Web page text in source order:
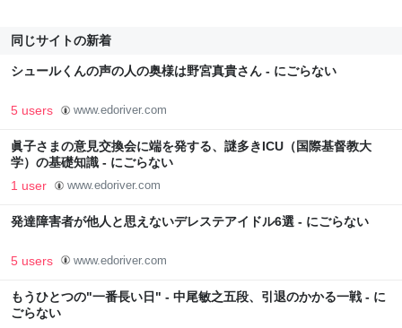
同じサイトの新着
シュールくんの声の人の奥様は野宮真貴さん - にごらない
5 users www.edoriver.com
眞子さまの意見交換会に端を発する、謎多きICU（国際基督教大
学）の基礎知識 - にごらない
1 user www.edoriver.com
発達障害者が他人と思えないデレステアイドル6選 - にごらない
5 users www.edoriver.com
もうひとつの"一番長い日" - 中尾敏之五段、引退のかかる一戦 - に
ごらない